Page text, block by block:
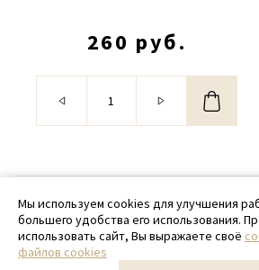
260 руб.
© 2020 - 2026
+ 7 (918) 699-
Мы используем cookies для улучшения
большего удобства его использования.
использовать сайт, Вы выражаете своё
файлов cookies